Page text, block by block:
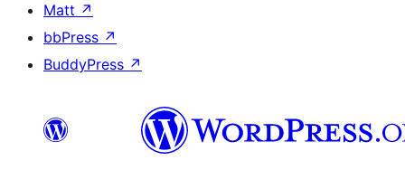
Matt ↗
bbPress ↗
BuddyPress ↗